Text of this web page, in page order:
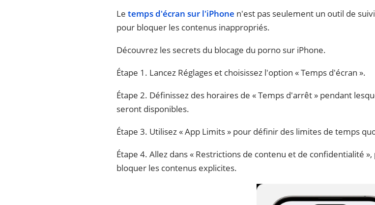
Le temps d'écran sur l'iPhone n'est pas seulement un outil de
pour bloquer les contenus inappropriés.
Découvrez les secrets du blocage du porno sur iPhone.
Étape 1. Lancez Réglages et choisissez l'option « Temps d'écran ».
Étape 2. Définissez des horaires de « Temps d'arrêt » pendant
seront disponibles.
Étape 3. Utilisez « App Limits » pour définir des limites de temps
Étape 4. Allez dans « Restrictions de contenu et de confidentialité
bloquer les contenus explicites.